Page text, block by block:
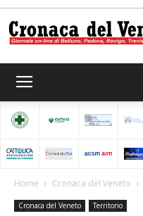
Home Cronaca del Veneto
Cronaca del Veneto Territorio